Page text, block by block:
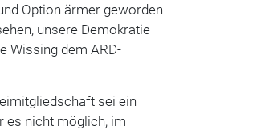
Option ärmer geworden
unsere Demokratie
Wissing dem ARD-
sei ein
es nicht möglich, im